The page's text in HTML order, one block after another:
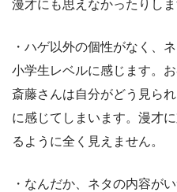
漫才にも思えなかったりしま
・ハゲ以外の個性がなく、
小学生レベルに感じます。
斎藤さんは自分がどう見ら
に感じてしまいます。漫才
るように全く見えません。
・なんだか、ネタの内容が